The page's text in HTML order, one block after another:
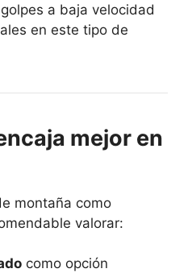
a baja velocidad
en este tipo de
mejor en
montaña como
valorar:
como opción